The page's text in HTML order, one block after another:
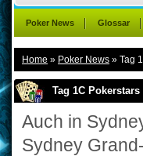
Home » Poker News » Tag
Tag 1C Pokerstars
Auch in
Sydney
Poker News Glossar